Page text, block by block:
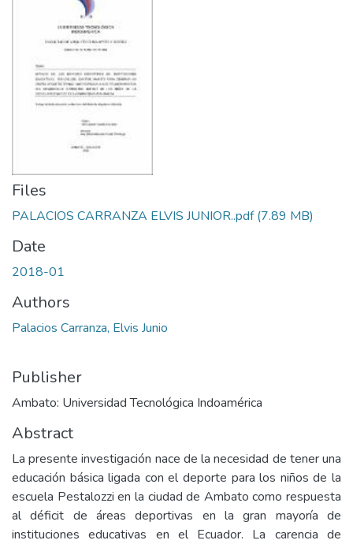
Files
PALACIOS CARRANZA ELVIS JUNIOR..pdf(7.89 MB)
Date
2018-01
Authors
Palacios Carranza, Elvis Junio
Publisher
Ambato: Universidad Tecnológica Indoamérica
Abstract
La presente investigación nace de la necesidad de tener una
educación básica ligada con el deporte para los niños de la
escuela Pestalozzi en la ciudad de Ambato como respuesta
al déficit de áreas deportivas en la gran mayoría de
instituciones educativas en el Ecuador. La carencia de